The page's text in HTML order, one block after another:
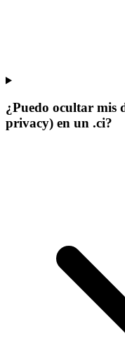
¿Puedo ocultar mis
privacy) en un .ci?